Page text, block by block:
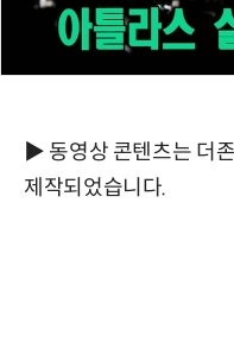
▶ 동영상 콘텐츠는 더
제작되었습니다.